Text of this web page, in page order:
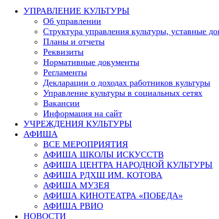
websiteУПРАВЛЕНИЕ КУЛЬТУРЫ
Об управлении
Структура управления культуры, уставные
Планы и отчеты
Реквизиты
Нормативные документы
Регламенты
Декларации о доходах работников культуры
Управление культуры в социальных сетях
Вакансии
Информация на сайт
УЧРЕЖДЕНИЯ КУЛЬТУРЫ
АФИША
ВСЕ МЕРОПРИЯТИЯ
АФИША ШКОЛЫ ИСКУССТВ
АФИША ЦЕНТРА НАРОДНОЙ КУЛЬТУРЫ
АФИША РДХШ ИМ. КОТОВА
АФИША МУЗЕЯ
АФИША КИНОТЕАТРА «ПОБЕДА»
АФИША РВИО
НОВОСТИ